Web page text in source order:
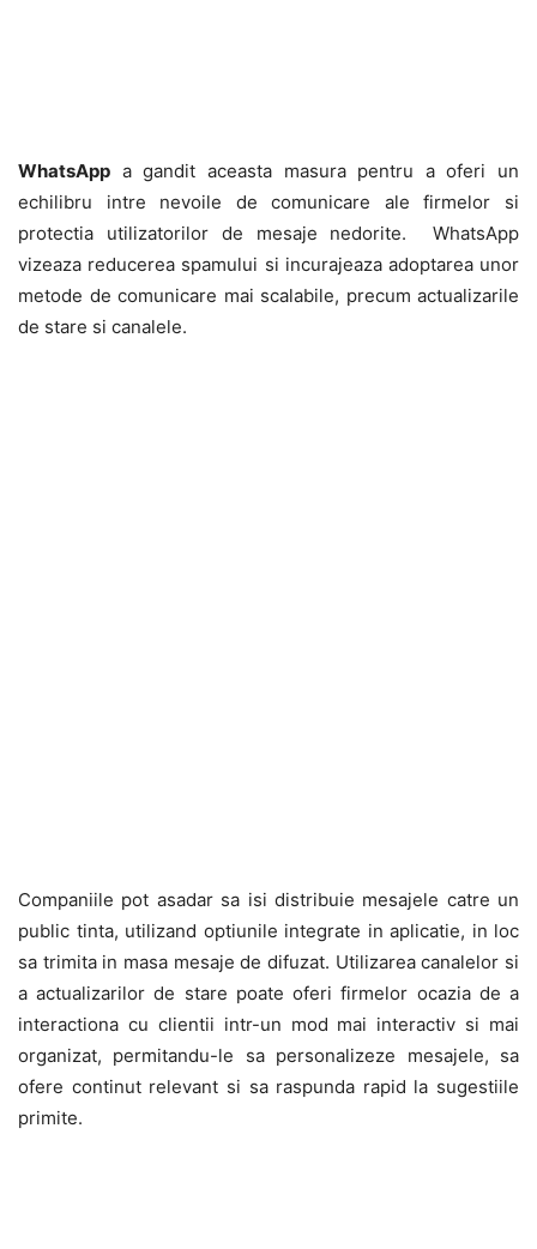
WhatsApp a gandit aceasta masura pentru a oferi un
echilibru intre nevoile de comunicare ale firmelor si
protectia utilizatorilor de mesaje nedorite. WhatsApp
vizeaza reducerea spamului si incurajeaza adoptarea unor
metode de comunicare mai scalabile, precum actualizarile
de stare si canalele.
Companiile pot asadar sa isi distribuie mesajele catre un
public tinta, utilizand optiunile integrate in aplicatie, in loc
sa trimita in masa mesaje de difuzat. Utilizarea canalelor si
a actualizarilor de stare poate oferi firmelor ocazia de a
interactiona cu clientii intr-un mod mai interactiv si mai
organizat, permitandu-le sa personalizeze mesajele, sa
ofere continut relevant si sa raspunda rapid la sugestiile
primite.